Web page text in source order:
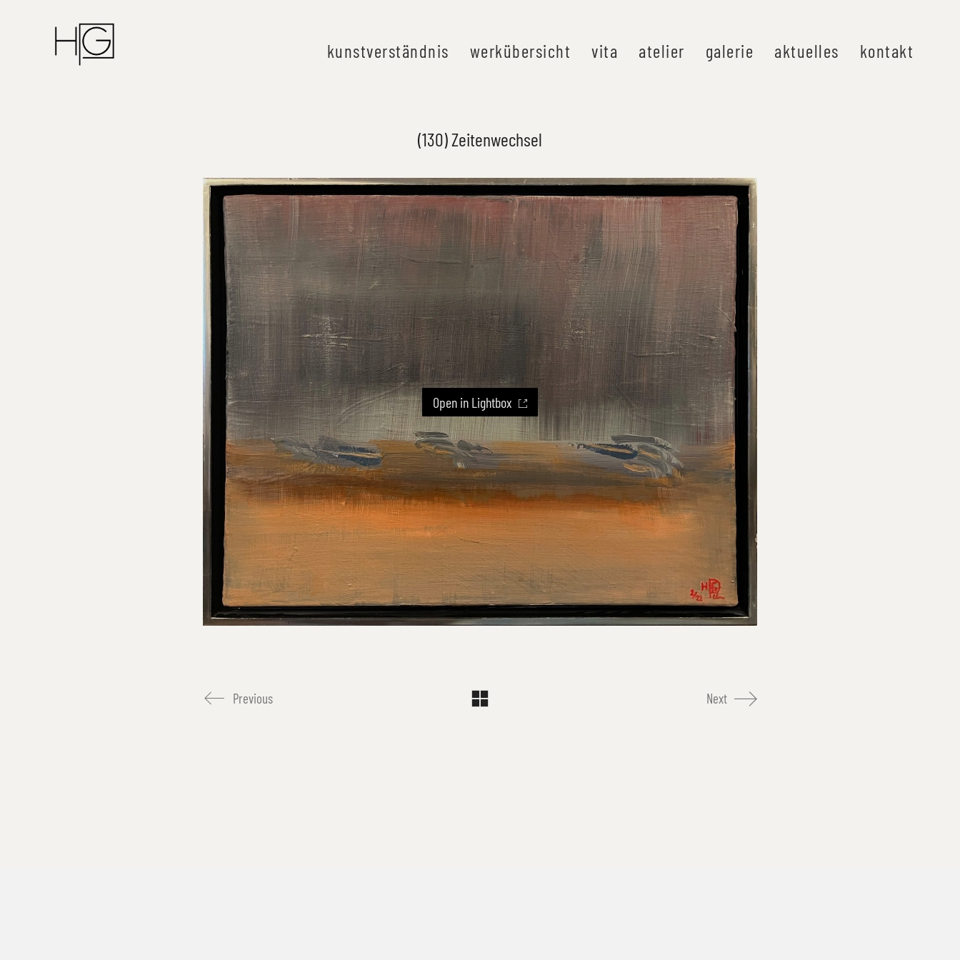
kunstverständnis werkübersicht vita atelier galerie aktuelles kontakt
(130) Zeitenwechsel
Open in Lightbox
Previous Next